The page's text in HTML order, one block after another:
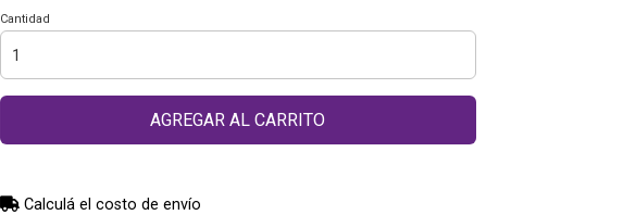
Cantidad
AGREGAR AL CARRITO
Calculá el costo de envío